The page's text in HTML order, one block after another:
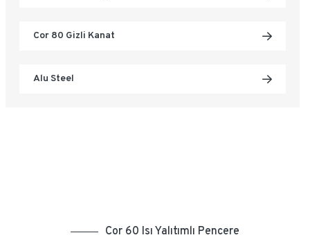
Cor 80 Gizli Kanat
Alu Steel
Cor 60 Isı Yalıtımlı Pencere